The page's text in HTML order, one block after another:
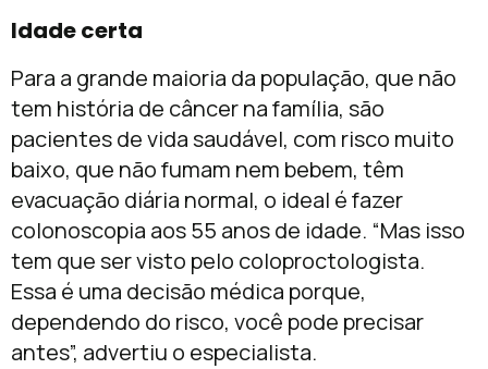
Idade certa
Para a grande maioria da população, que não
tem história de câncer na família, são
pacientes de vida saudável, com risco muito
baixo, que não fumam nem bebem, têm
evacuação diária normal, o ideal é fazer
colonoscopia aos 55 anos de idade. “Mas isso
tem que ser visto pelo coloproctologista.
Essa é uma decisão médica porque,
dependendo do risco, você pode precisar
antes”, advertiu o especialista.